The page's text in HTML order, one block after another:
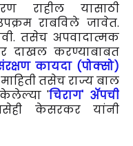
राहील यासाठी
राबविले जावेत.
तसेच अपवादात्मक
दाखल करण्याबाबत
कायदा (पोक्सो)
तसेच राज्य बाल
'चिराग' ॲपची
असेही केसरकर यांनी